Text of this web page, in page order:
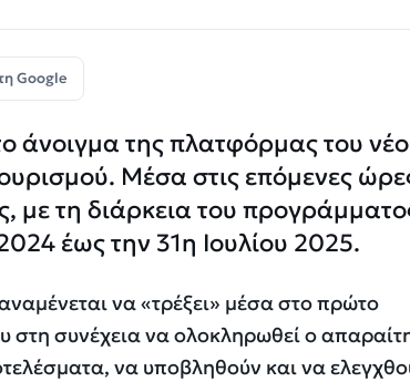
Google
άνοιγμα της πλατφόρμας του
Μέσα στις επόμενες
με τη διάρκεια του
έως την 31η Ιουλίου 2025.
να «τρέξει» μέσα στο πρώτο
στη συνέχεια να ολοκληρωθεί ο
να υποβληθούν και να